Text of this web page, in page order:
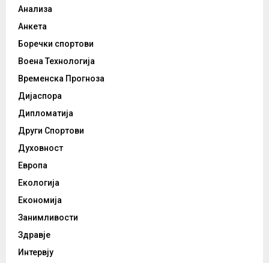
Анализа
Анкета
Боречки спортови
Воена Технологија
Временска Прогноза
Дијаспора
Дипломатија
Други Спортови
Духовност
Европа
Екологија
Економија
Занимливости
Здравје
Интервју